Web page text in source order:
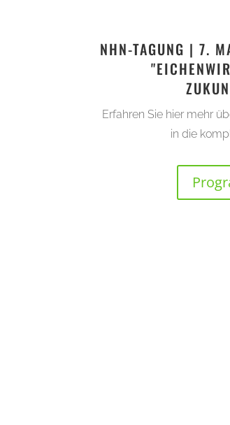
NHN-TAGUNG | 7.
Erfahren Sie hier mehr
in die